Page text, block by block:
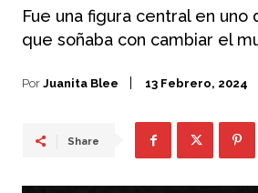
Fue una figura central en
que soñaba con cambiar el
Por Juanita Blee 13 Febrero, 2024
Share